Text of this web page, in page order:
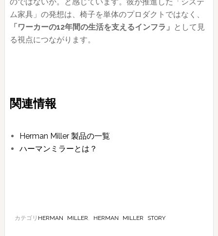
ム家具」の発想は、椅子を単体のプロダクトではなく、
「ワーカーの12年間の生活を支えるインフラ」
として見
る視点につながります。
関連情報
Herman Miller 製品の一覧
ハーマンミラーとは？
カテゴリ HERMAN MILLER, HERMAN MILLER STORY